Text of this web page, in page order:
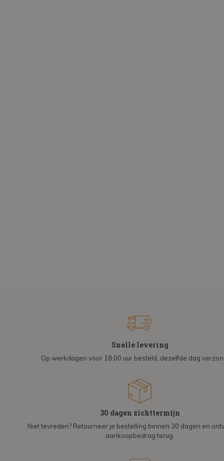
Snelle levering
Op werkdagen voor 18:00 uur besteld, dezelfde dag
30 dagen zichttermijn
Niet tevreden? Retourneer je bestelling binnen 30 dagen en
aankoopbedrag terug.